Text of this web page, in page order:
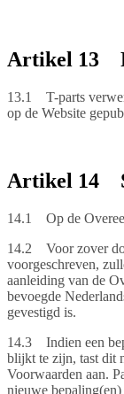
Artikel 13
13.1 T-parts
op de Website
Artikel 14
14.1 Op de
14.2 Voor zover
voorgeschreven,
aanleiding van de
bevoegde
gevestigd is.
14.3 Indien een
blijkt te zijn, tast dit
Voorwaarden aan.
nieuwe bepaling(en)